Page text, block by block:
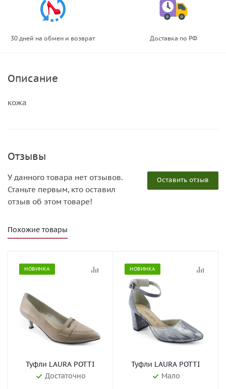
30 дней на обмен и возврат Доставка по РФ
Описание
кожа
Отзывы
Оставить отзыв
У данного товара нет отзывов.
Станьте первым, кто оставил
отзыв об этом товаре!
Похожие товары
НОВИНКА
Туфли LAURA POTTI
Достаточно
НОВИНКА
Туфли LAURA POTTI
Мало